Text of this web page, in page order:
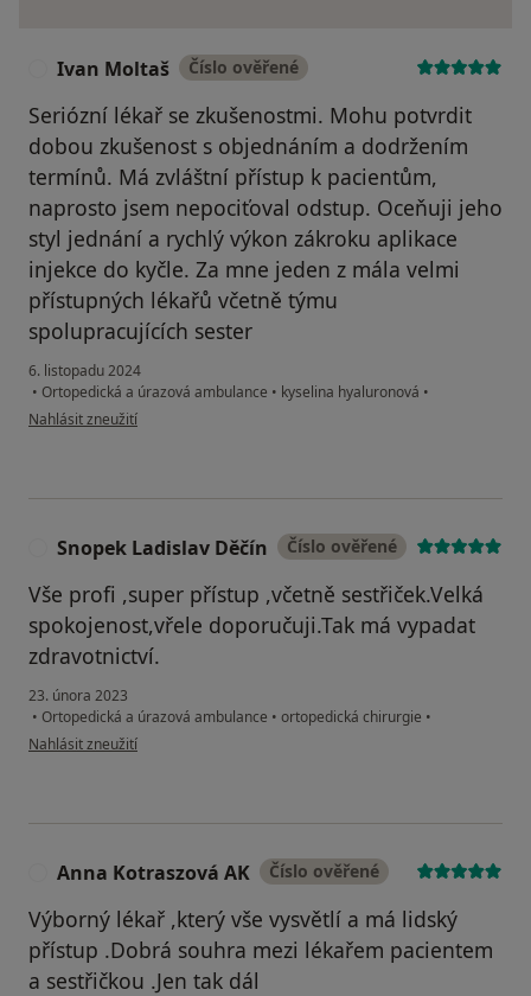
Ivan Moltaš Číslo ověřené
Seriózní lékař se zkušenostmi. Mohu potvrdit
dobou zkušenost s objednáním a dodržením
termínů. Má zvláštní přístup k pacientům,
naprosto jsem nepociťoval odstup. Oceňuji jeho
styl jednání a rychlý výkon zákroku aplikace
injekce do kyčle. Za mne jeden z mála velmi
přístupných lékařů včetně týmu
spolupracujících sester
6. listopadu 2024
• Ortopedická a úrazová ambulance • kyselina hyaluronová •
podle názoru uživatele Ivan Moltaš
Nahlásit zneužití
Snopek Ladislav Děčín Číslo ověřené
Vše profi ,super přístup ,včetně sestřiček.Velká
spokojenost,vřele doporučuji.Tak má vypadat
zdravotnictví.
23. února 2023
• Ortopedická a úrazová ambulance • ortopedická chirurgie •
podle názoru uživatele Snopek Ladislav Děčín
Nahlásit zneužití
Anna Kotraszová AK Číslo ověřené
Výborný lékař ,který vše vysvětlí a má lidský
přístup .Dobrá souhra mezi lékařem pacientem
a sestřičkou .Jen tak dál